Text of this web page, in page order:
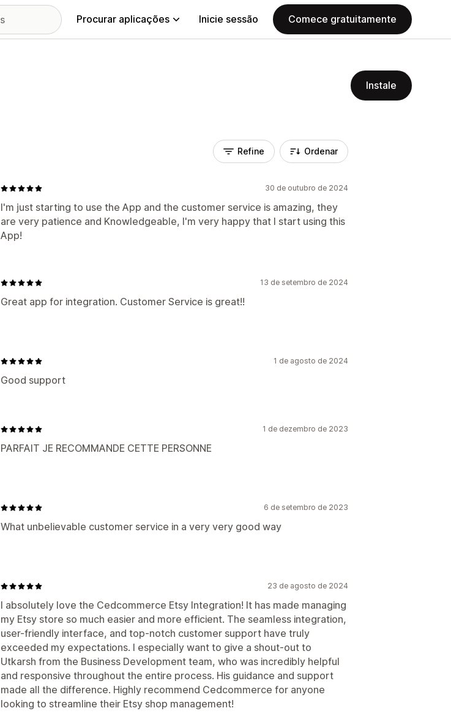
Procurar aplicações Inicie sessão Comece gratuitamente
Instale
Refine Ordenar
30 de outubro de 2024
I'm just starting to use the App and the customer service is amazing, they
are very patience and Knowledgeable, I'm very happy that I start using this
App!
13 de setembro de 2024
Great app for integration. Customer Service is great!!
1 de agosto de 2024
Good support
1 de dezembro de 2023
PARFAIT JE RECOMMANDE CETTE PERSONNE
6 de setembro de 2023
What unbelievable customer service in a very very good way
23 de agosto de 2024
I absolutely love the Cedcommerce Etsy Integration! It has made managing
my Etsy store so much easier and more efficient. The seamless integration,
user-friendly interface, and top-notch customer support have truly
exceeded my expectations. I especially want to give a shout-out to
Utkarsh from the Business Development team, who was incredibly helpful
and responsive throughout the entire process. His guidance and support
made all the difference. Highly recommend Cedcommerce for anyone
looking to streamline their Etsy shop management!